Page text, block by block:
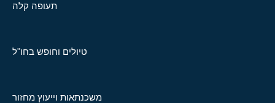
תעופה קלה
טיולים וחופש בחו"ל
משכנתאות וייעוץ מחזור